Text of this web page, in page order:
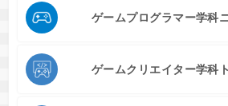
ゲームプログラマー学科
ゲームクリエイター学科